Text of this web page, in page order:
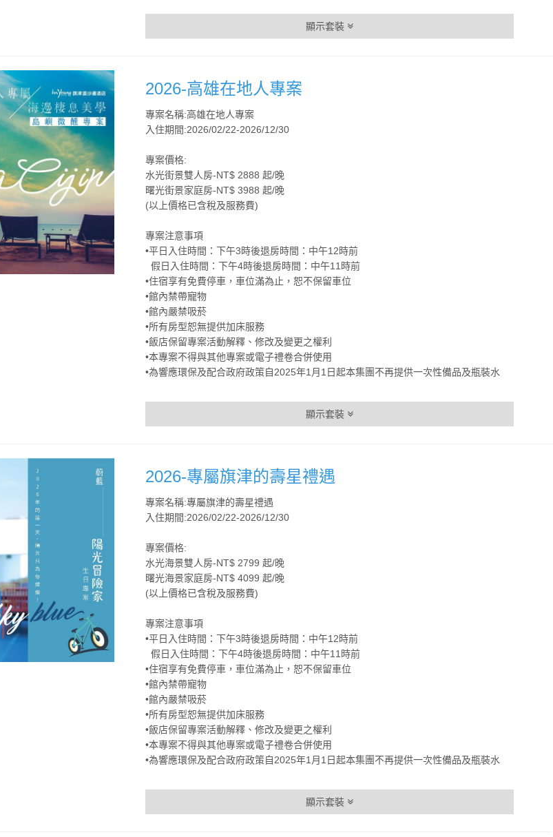
顯示套裝
2026-高雄在地人專案
專案名稱:高雄在地人專案
入住期間:2026/02/22-2026/12/30
專案價格:
水光街景雙人房-NT$ 2888 起/晚
曙光街景家庭房-NT$ 3988 起/晚
(以上價格已含稅及服務費)
專案注意事項
•平日入住時間：下午3時後退房時間：中午12時前
假日入住時間：下午4時後退房時間：中午11時前
•住宿享有免費停車，車位滿為止，恕不保留車位
•館內禁帶寵物
•館內嚴禁吸菸
•所有房型恕無提供加床服務
•飯店保留專案活動解釋、修改及變更之權利
•本專案不得與其他專案或電子禮卷合併使用
•為響應環保及配合政府政策自2025年1月1日起本集團不再提供一次性備品及瓶裝水
顯示套裝
2026-專屬旗津的壽星禮遇
專案名稱:專屬旗津的壽星禮遇
入住期間:2026/02/22-2026/12/30
專案價格:
水光海景雙人房-NT$ 2799 起/晚
曙光海景家庭房-NT$ 4099 起/晚
(以上價格已含稅及服務費)
專案注意事項
•平日入住時間：下午3時後退房時間：中午12時前
假日入住時間：下午4時後退房時間：中午11時前
•住宿享有免費停車，車位滿為止，恕不保留車位
•館內禁帶寵物
•館內嚴禁吸菸
•所有房型恕無提供加床服務
•飯店保留專案活動解釋、修改及變更之權利
•本專案不得與其他專案或電子禮卷合併使用
•為響應環保及配合政府政策自2025年1月1日起本集團不再提供一次性備品及瓶裝水
顯示套裝